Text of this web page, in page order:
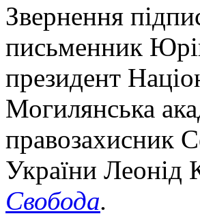
Звернення
письменник
президент
Могилянська
правозахисник
України Леонід
Свобода.